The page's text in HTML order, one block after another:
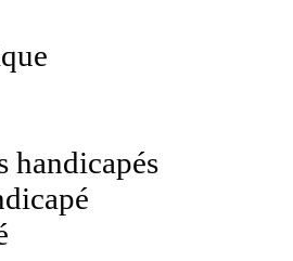
handicapés